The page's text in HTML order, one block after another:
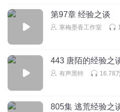
第97章 经验之谈
寒梅墨香工作室
443 唐陌的经验之
有声黑特 16.78
805集 逃荒经验之